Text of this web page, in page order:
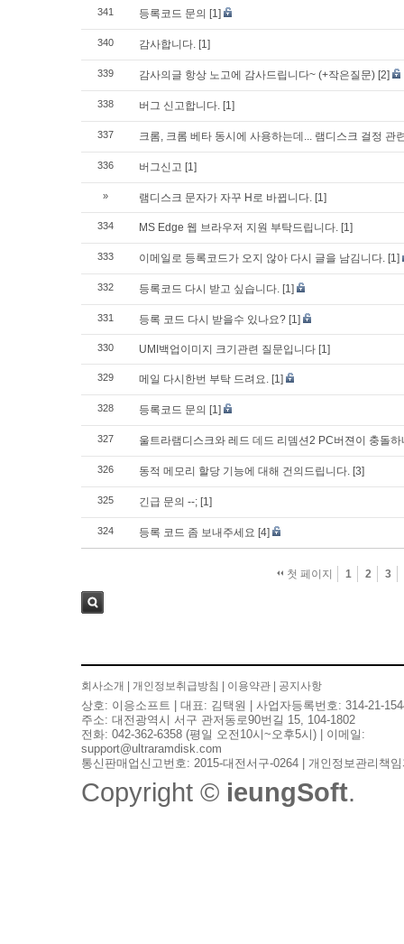
341 등록코드 문의 [1]
340 감사합니다. [1]
339 감사의글 항상 노고에 감사드립니다~ (+작은질문) [2]
338 버그 신고합니다. [1]
337 크롬, 크롬 베타 동시에 사용하는데... 램디스크 걸정 관
336 버그신고 [1]
» 램디스크 문자가 자꾸 H로 바뀝니다. [1]
334 MS Edge 웹 브라우저 지원 부탁드립니다. [1]
333 이메일로 등록코드가 오지 않아 다시 글을 남김니다. [1]
332 등록코드 다시 받고 싶습니다. [1]
331 등록 코드 다시 받을수 있나요? [1]
330 UMI백업이미지 크기관련 질문입니다 [1]
329 메일 다시한번 부탁 드려요. [1]
328 등록코드 문의 [1]
327 울트라램디스크와 레드 데드 리뎀션2 PC버젼이 충돌하
326 동적 메모리 할당 기능에 대해 건의드립니다. [3]
325 긴급 문의 --; [1]
324 등록 코드 좀 보내주세요 [4]
첫 페이지 1 2 3
회사소개 개인정보취급방침 이용약관 공지사항
상호: 이응소프트 | 대표: 김택원 | 사업자등록번호: 314-21-
주소: 대전광역시 서구 관저동로90번길 15, 104-1802
전화: 042-362-6358 (평일 오전10시~오후5시) | 이메일:
support@ultraramdisk.com
통신판매업신고번호: 2015-대전서구-0264 | 개인정보관리책
Copyright © ieungSoft.